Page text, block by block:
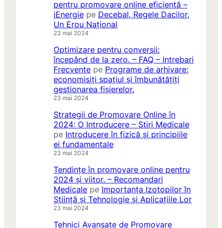
pentru promovare online eficientă –
iEnergie pe Decebal, Regele Dacilor,
Un Erou Național
23 mai 2024
Optimizare pentru conversii:
începând de la zero. – FAQ – Intrebari
Frecvente pe Programe de arhivare:
economisiți spațiul și îmbunătățiți
gestionarea fișierelor.
23 mai 2024
Strategii de Promovare Online în
2024: O Introducere – Stiri Medicale
pe Introducere în fizică și principiile
ei fundamentale
23 mai 2024
Tendințe în promovare online pentru
2024 și viitor. – Recomandari
Medicale pe Importanța Izotopilor în
Știință și Tehnologie și Aplicațiile Lor
23 mai 2024
Tehnici Avansate de Promovare